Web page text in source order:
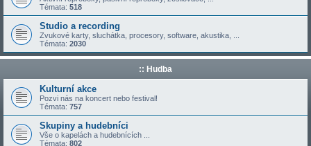
Témata: 518
Studio a recording
Zvukové karty, sluchátka, procesory, software, akustika, ...
Témata: 2030
:: Hudba
Kulturní akce
Pozvi nás na koncert nebo festival!
Témata: 757
Skupiny a hudebníci
Vše o kapelách a hudebnících ...
Témata: 802